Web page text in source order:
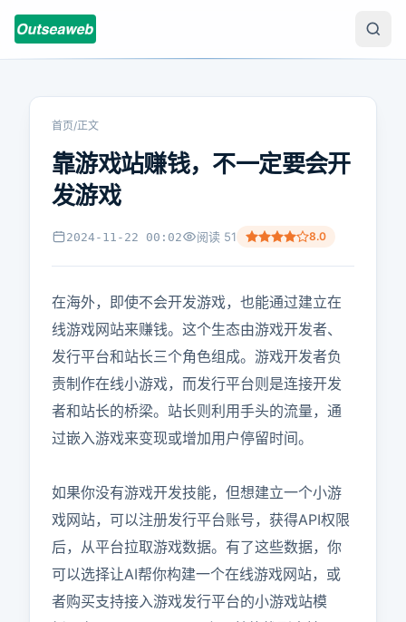
首页/正文
靠游戏站赚钱，不一定要会开
发游戏
2024-11-22 00:02 阅读 51 8.0
在海外，即使不会开发游戏，也能通过建立在
线游戏网站来赚钱。这个生态由游戏开发者、
发行平台和站长三个角色组成。游戏开发者负
责制作在线小游戏，而发行平台则是连接开发
者和站长的桥梁。站长则利用手头的流量，通
过嵌入游戏来变现或增加用户停留时间。
如果你没有游戏开发技能，但想建立一个小游
戏网站，可以注册发行平台账号，获得API权限
后，从平台拉取游戏数据。有了这些数据，你
可以选择让AI帮你构建一个在线游戏网站，或
者购买支持接入游戏发行平台的小游戏站模